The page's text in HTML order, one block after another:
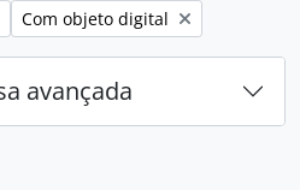
Remover filtro:
Com objeto digital
avançada